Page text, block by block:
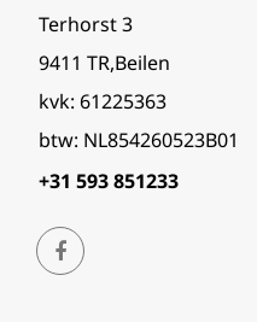
Terhorst 3
9411 TR,Beilen
kvk: 61225363
btw: NL854260523B01
+31 593 851233